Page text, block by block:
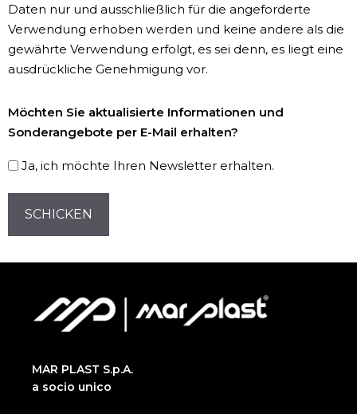
Daten nur und ausschließlich für die angeforderte
Verwendung erhoben werden und keine andere als die
gewährte Verwendung erfolgt, es sei denn, es liegt eine
ausdrückliche Genehmigung vor.
Registrierung
Möchten Sie aktualisierte Informationen und
Sonderangebote per E-Mail erhalten?
Ja, ich möchte Ihren Newsletter erhalten.
CAPTCHA
MAR PLAST S.p.A.
a socio unico